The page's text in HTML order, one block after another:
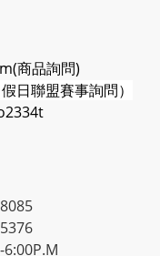
商品詢問)
假日聯盟賽事詢問）